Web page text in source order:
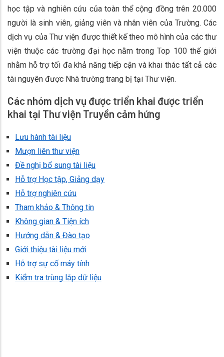
học tập và nghiên cứu của toàn thể cộng đồng trên 20.000
người là sinh viên, giảng viên và nhân viên của Trường. Các
dịch vụ của Thư viện được thiết kế theo mô hình của các thư
viện thuộc các trường đại học nằm trong Top 100 thế giới
nhằm hỗ trợ tối đa khả năng tiếp cận và khai thác tất cả các
tài nguyên được Nhà trường trang bị tại Thư viện.
Các nhóm dịch vụ được triển khai được triển
khai tại Thư viện Truyền cảm hứng
Lưu hành tài liệu
Mượn liên thư viện
Đề nghị bổ sung tài liệu
Hỗ trợ Học tập, Giảng dạy
Hỗ trợ nghiên cứu
Tham khảo & Thông tin
Không gian & Tiện ích
Hướng dẫn & Đào tạo
Giới thiệu tài liệu mới
Hỗ trợ sự cố máy tính
Kiểm tra trùng lắp dữ liệu